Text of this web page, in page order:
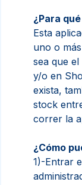
¿Para
Esta
uno o
sea que
y/o en
exista,
stock
correr la
¿Cómo
1)-Entrar